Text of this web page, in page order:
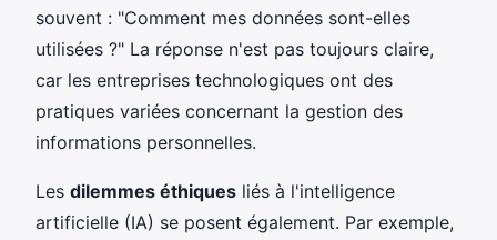
souvent : "Comment mes données sont-elles
utilisées ?" La réponse n'est pas toujours claire,
car les entreprises technologiques ont des
pratiques variées concernant la gestion des
informations personnelles.
Les dilemmes éthiques liés à l'intelligence
artificielle (IA) se posent également. Par exemple,